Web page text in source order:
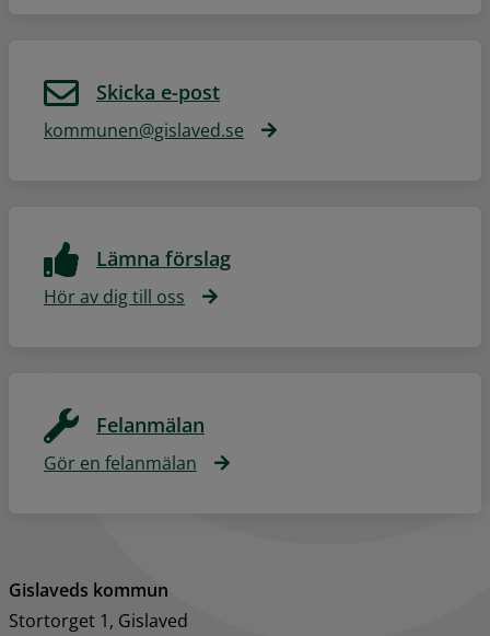
Skicka e-post
kommunen@gislaved.se
Lämna förslag
Hör av dig till oss
Felanmälan
Gör en felanmälan
Gislaveds kommun
Stortorget 1, Gislaved